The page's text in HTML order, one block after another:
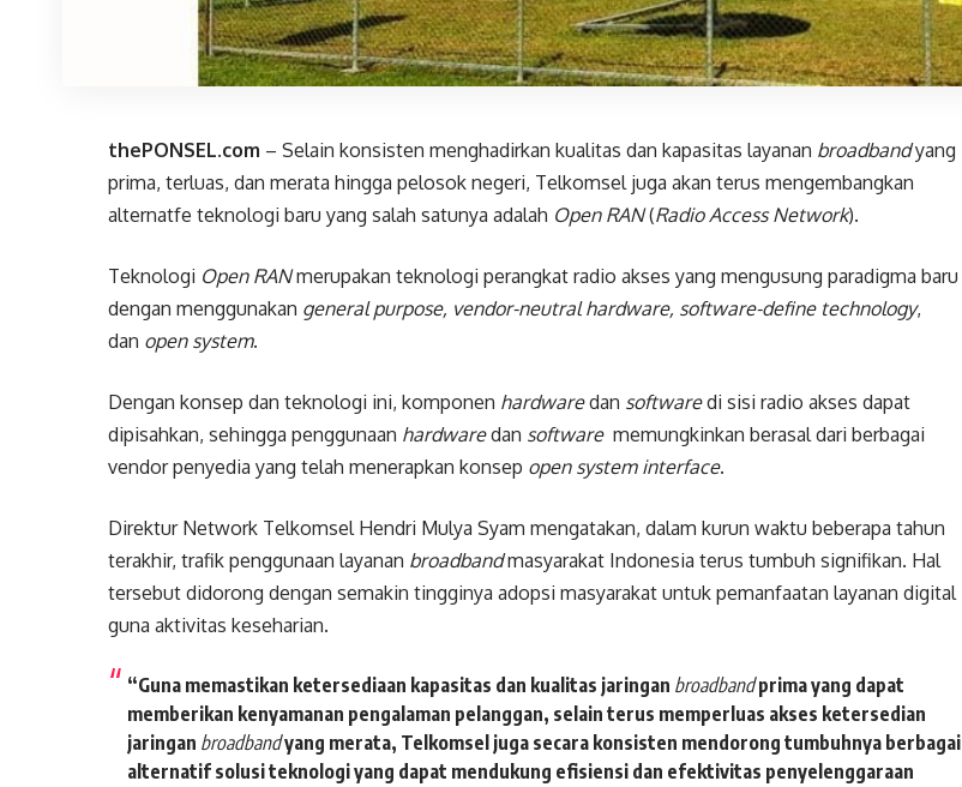
thePONSEL.com – Selain konsisten menghadirkan kualitas dan kapasitas layanan broadbandyang
prima, terluas, dan merata hingga pelosok negeri, Telkomsel juga akan terus mengembangkan
alternatfe teknologi baru yang salah satunya adalah Open RAN(Radio Access Network).
Teknologi Open RANmerupakan teknologi perangkat radio akses yang mengusung paradigma baru
dengan menggunakan general purpose, vendor-neutral hardware, software-define technology,
dan open system.
Dengan konsep dan teknologi ini, komponen hardwaredan softwaredi sisi radio akses dapat
dipisahkan, sehingga penggunaan hardwaredan software memungkinkan berasal dari berbagai
vendor penyedia yang telah menerapkan konsep open system interface.
Direktur Network Telkomsel Hendri Mulya Syam mengatakan, dalam kurun waktu beberapa tahun
terakhir, trafik penggunaan layanan broadbandmasyarakat Indonesia terus tumbuh signifikan. Hal
tersebut didorong dengan semakin tingginya adopsi masyarakat untuk pemanfaatan layanan digital
guna aktivitas keseharian.
“Guna memastikan ketersediaan kapasitas dan kualitas jaringan broadbandprima yang dapat
memberikan kenyamanan pengalaman pelanggan, selain terus memperluas akses ketersedian
jaringan broadbandyang merata, Telkomsel juga secara konsisten mendorong tumbuhnya berbagai
alternatif solusi teknologi yang dapat mendukung efisiensi dan efektivitas penyelenggaraan